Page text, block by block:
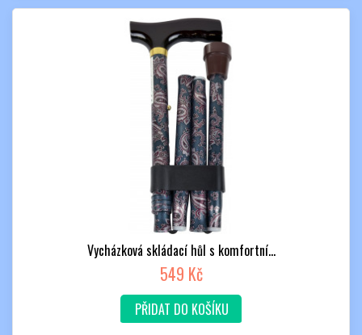
Vycházková skládací hůl s komfortní...
549 Kč
PŘIDAT DO KOŠÍKU